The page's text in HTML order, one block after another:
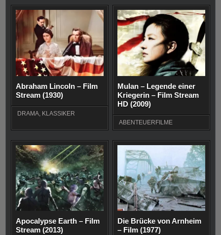
Abraham Lincoln – Film
Stream (1930)
DRAMA KLASSIKER
Mulan – Legende einer
Kriegerin – Film Stream
HD (2009)
ABENTEUERFILME
Apocalypse Earth – Film
Stream (2013)
Die Brücke von Arnheim
– Film (1977)